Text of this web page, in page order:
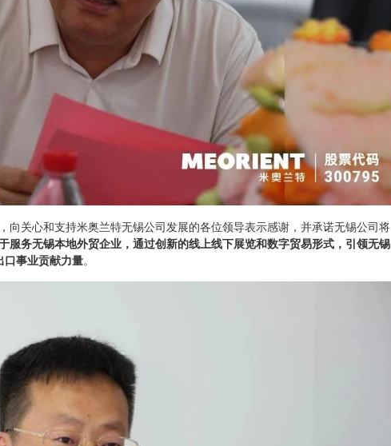
向关心和支持米奥兰特无锡公司发展的各位领导表示感谢，并承诺无锡公司将
服务无锡本地外贸企业，通过创新的线上线下展览和数字贸易形式，引领无锡
口事业贡献力量。